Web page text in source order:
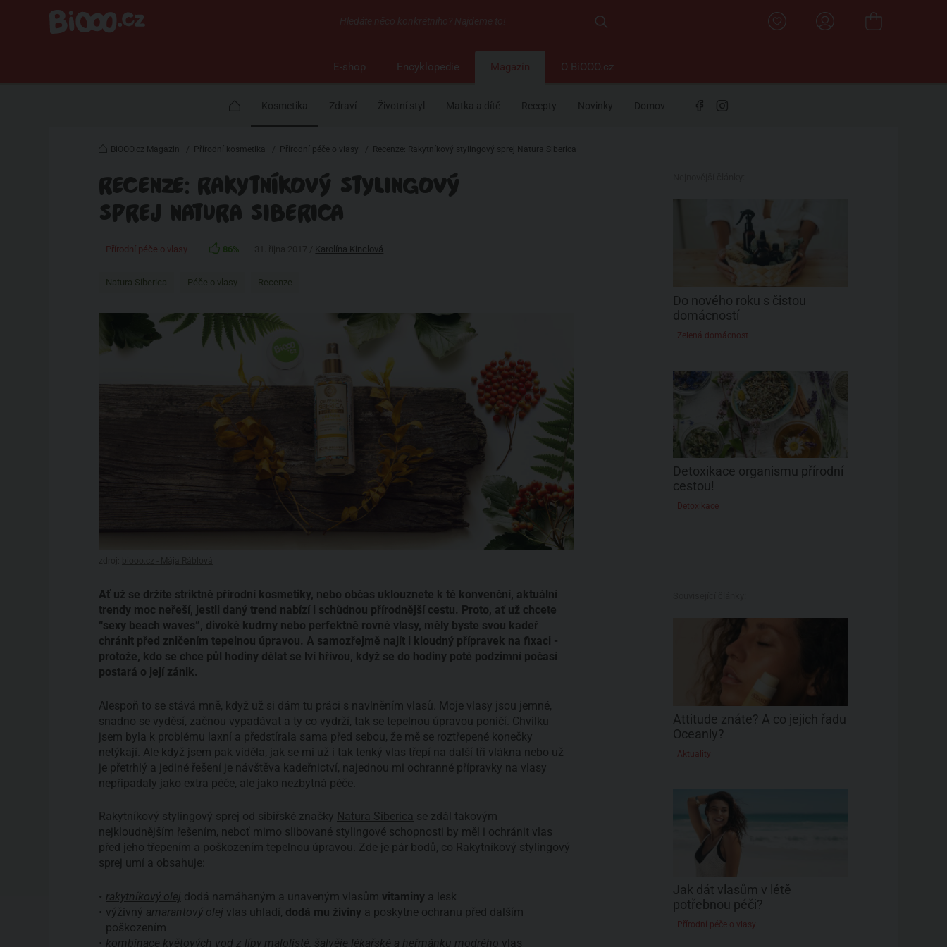
E-shop Encyklopedie Magazín O BiOOO.cz
Kosmetika Zdraví Životní styl Matka a dítě Recepty Novinky Domov
BiOOO.cz Magazin / Přírodní kosmetika / Přírodní péče o vlasy / Recenze: Rakytníkový stylingový sprej Natura Siberica
RECENZE: RAKYTNÍKOVÝ STYLINGOVÝ
SPREJ NATURA SIBERICA
Přírodní péče o vlasy 86% Karolína Kinclová
Natura Siberica Péče o vlasy Recenze
Ať už se držíte striktně přírodní kosmetiky, nebo občas uklouznete k té konvenční, aktuální
trendy moc neřeší, jestli daný trend nabízí i schůdnou přírodnější cestu. Proto, ať už chcete
“sexy beach waves”, divoké kudrny nebo perfektně rovné vlasy, měly byste svou kadeř
chránit před zničením tepelnou úpravou. A samozřejmě najít i kloudný přípravek na fixaci -
protože, kdo se chce půl hodiny dělat se lví hřívou, když se do hodiny poté podzimní počasí
postará o její zánik.
Alespoň to se stává mně, když už si dám tu práci s navlněním vlasů. Moje vlasy jsou jemné,
snadno se vyděsí, začnou vypadávat a ty co vydrží, tak se tepelnou úpravou poničí. Chvilku
jsem byla k problému laxní a předstírala sama před sebou, že mě se roztřepené konečky
netýkají. Ale když jsem pak viděla, jak se mi už i tak tenký vlas třepí na další tři vlákna nebo už
je přetrhlý a jediné řešení je návštěva kadeřnictví, najednou mi ochranné přípravky na vlasy
nepřipadaly jako extra péče, ale jako nezbytná péče.
Rakytníkový stylingový sprej od sibiřské značky Natura Siberica se zdál takovým
nejkloudnějším řešením, neboť mimo slibované stylingové schopnosti by měl i ochránit vlas
před jeho třepením a poškozením tepelnou úpravou. Zde je pár bodů, co Rakytníkový stylingový
sprej umí a obsahuje:
rakytníkový olej dodá namáhaným a unaveným vlasům vitaminy a lesk
výživný amarantový olej vlas uhladí, dodá mu živiny a poskytne ochranu před dalším
poškozením
kombinace květových vod z lípy malolisté, šalvěje lékařské a heřmánku modrého vlas
Do nového roku s čistou
domácností
Zelená domácnost
Detoxikace organismu přírodní
cestou!
Detoxikace
Attitude znáte? A co jejich řadu
Oceanly?
Aktuality
Jak dát vlasům v létě
potřebnou péči?
Přírodní péče o vlasy